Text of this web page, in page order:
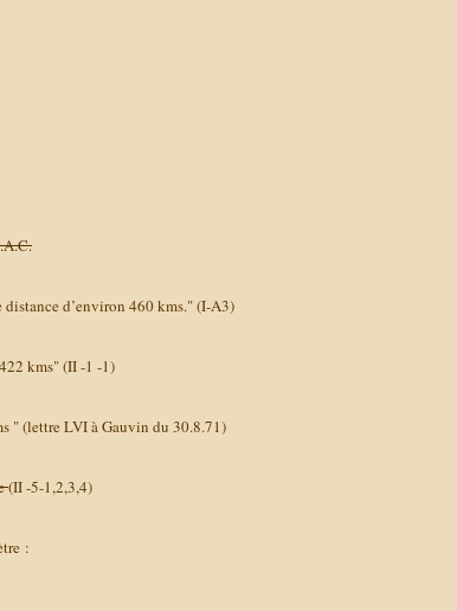
d’environ 460 kms." (I-A3)
kms" (II -1 -1)
" (lettre LVI à Gauvin du 30.8.71)
(II -5-1,2,3,4)
: